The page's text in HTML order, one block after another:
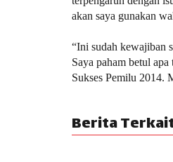
akan saya gunakan
“Ini sudah kewajiban
Saya paham betul
Sukses Pemilu 2014.
Berita